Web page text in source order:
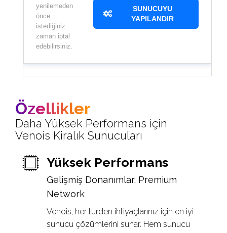
yenilemeden
önce
istediğiniz
zaman iptal
edebilirsiniz.
SUNUCUYU
YAPILANDIR
Özellikler
Daha Yüksek Performans için
Venois Kiralık Sunucuları
Yüksek Performans
Gelişmiş Donanımlar, Premium
Network
Venois, her türden ihtiyaçlarınız için en iyi
sunucu çözümlerini sunar. Hem sunucu